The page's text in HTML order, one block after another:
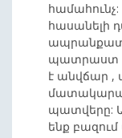
հասանելի
պատրաստ
է անվճար ,
պատվերը:
ենք